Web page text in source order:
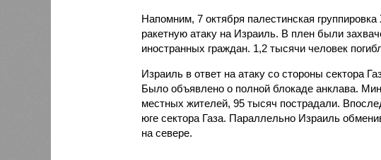
Напомним, 7 октября палестинская
ракетную атаку на Израиль. В плен были
иностранных граждан. 1,2 тысячи человек
Израиль в ответ на атаку со стороны сектора
Было объявлено о полной блокаде анклава.
местных жителей, 95 тысяч пострадали.
юге сектора Газа. Параллельно Израиль
на севере.